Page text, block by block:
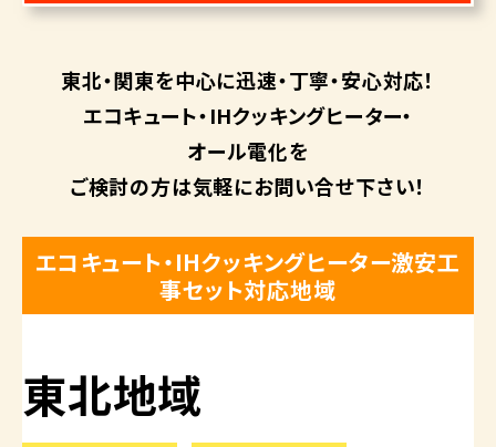
東北・関東を中心に迅速・丁寧・安心対応！
エコキュート・IHクッキングヒーター・
オール電化を
ご検討の方は気軽にお問い合せ下さい！
エコキュート・IHクッキングヒーター激安工
事セット対応地域
東北地域